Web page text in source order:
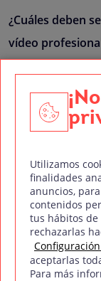
¿Cuáles deben
vídeo
Utilizamos
finalidades
anuncios,
contenidos
tus hábitos de
rechazarlas
aceptarlas
Para más